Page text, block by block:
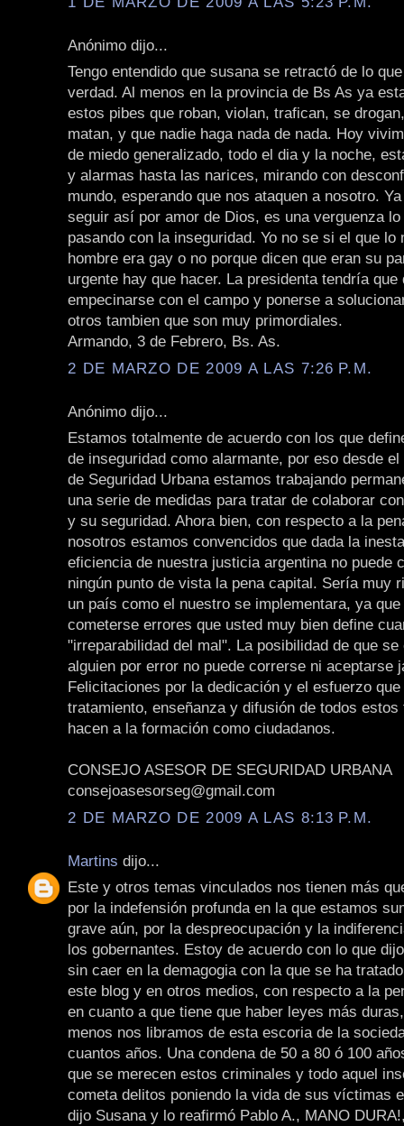
Anónimo dijo...
Tengo entendido que susana se retractó de lo
verdad. Al menos en la provincia de Bs As ya
estos pibes que roban, violan, trafican, se
matan, y que nadie haga nada de nada. Hoy
de miedo generalizado, todo el dia y la noche,
y alarmas hasta las narices, mirando con
mundo, esperando que nos ataquen a nosotro.
seguir así por amor de Dios, es una verguenza
pasando con la inseguridad. Yo no se si el que lo
hombre era gay o no porque dicen que eran su
urgente hay que hacer. La presidenta tendría que
empecinarse con el campo y ponerse a
otros tambien que son muy primordiales.
Armando, 3 de Febrero, Bs. As.
2 DE MARZO DE 2009 A LAS 7:26 P.M.
Anónimo dijo...
Estamos totalmente de acuerdo con los que
de inseguridad como alarmante, por eso desde
de Seguridad Urbana estamos trabajando
una serie de medidas para tratar de colaborar
y su seguridad. Ahora bien, con respecto a la
nosotros estamos convencidos que dada la
eficiencia de nuestra justicia argentina no puede
ningún punto de vista la pena capital. Sería muy
un país como el nuestro se implementara, ya
cometerse errores que usted muy bien define
"irreparabilidad del mal". La posibilidad de que se
alguien por error no puede correrse ni aceptarse
Felicitaciones por la dedicación y el esfuerzo que
tratamiento, enseñanza y difusión de todos estos
hacen a la formación como ciudadanos.
CONSEJO ASESOR DE SEGURIDAD URBANA
consejoasesorseg@gmail.com
2 DE MARZO DE 2009 A LAS 8:13 P.M.
Martins dijo...
Este y otros temas vinculados nos tienen más
por la indefensión profunda en la que estamos
grave aún, por la despreocupación y la
los gobernantes. Estoy de acuerdo con lo que
sin caer en la demagogia con la que se ha
este blog y en otros medios, con respecto a la
en cuanto a que tiene que haber leyes más
menos nos libramos de esta escoria de la
cuantos años. Una condena de 50 a 80 ó 100
que se merecen estos criminales y todo aquel
cometa delitos poniendo la vida de sus víctimas
dijo Susana y lo reafirmó Pablo A., MANO